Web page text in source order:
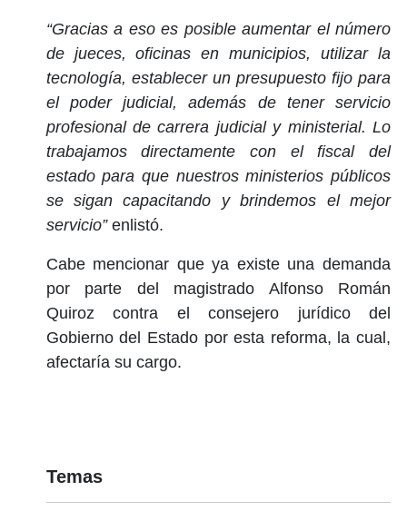
“Gracias a eso es posible aumentar el número
de jueces, oficinas en municipios, utilizar la
tecnología, establecer un presupuesto fijo para
el poder judicial, además de tener servicio
profesional de carrera judicial y ministerial. Lo
trabajamos directamente con el fiscal del
estado para que nuestros ministerios públicos
se sigan capacitando y brindemos el mejor
servicio”enlistó.
Cabe mencionar que ya existe una demanda
por parte del magistrado Alfonso Román
Quiroz contra el consejero jurídico del
Gobierno del Estado por esta reforma, la cual,
afectaría su cargo.
Temas